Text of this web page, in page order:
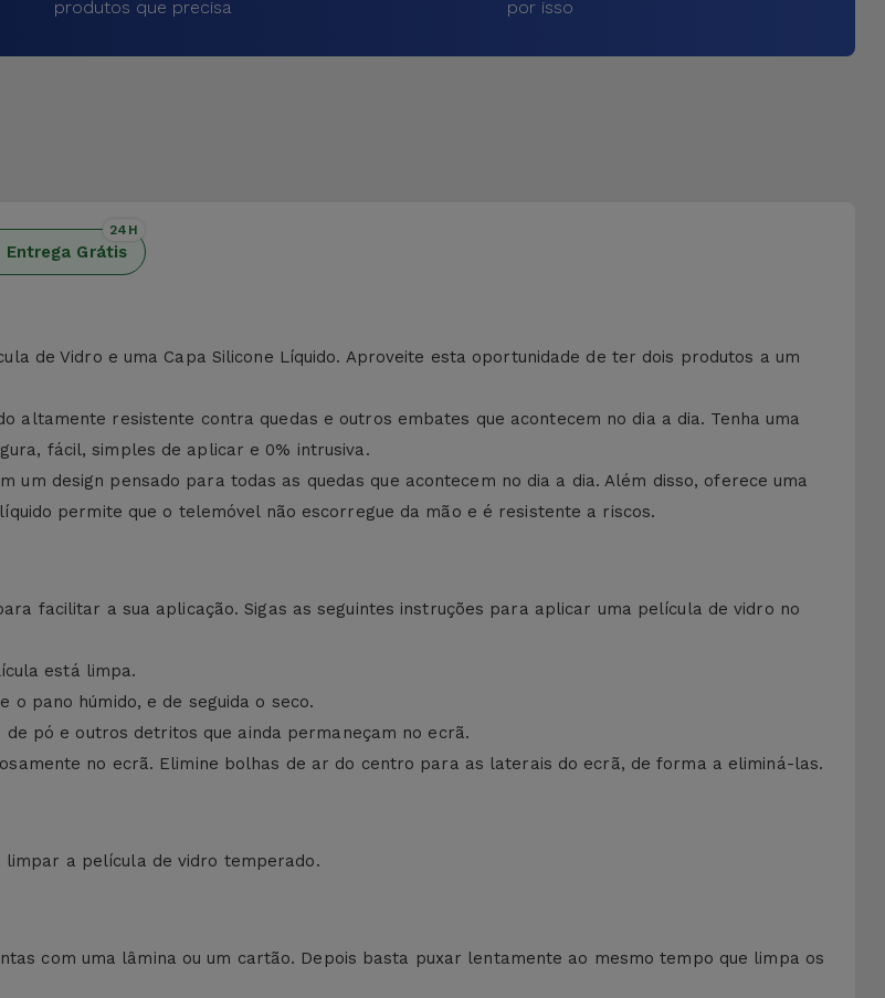
produtos que precisa
por isso
Entrega Grátis
24H
de Vidro e uma Capa Silicone Líquido. Aproveite esta oportunidade de ter dois produtos a um
altamente resistente contra quedas e outros embates que acontecem no dia a dia. Tenha uma
fácil, simples de aplicar e 0% intrusiva.
um design pensado para todas as quedas que acontecem no dia a dia. Além disso, oferece uma
permite que o telemóvel não escorregue da mão e é resistente a riscos.
facilitar a sua aplicação. Sigas as seguintes instruções para aplicar uma película de vidro no
está limpa.
o pano húmido, e de seguida o seco.
pó e outros detritos que ainda permaneçam no ecrã.
no ecrã. Elimine bolhas de ar do centro para as laterais do ecrã, de forma a eliminá-las.
a película de vidro temperado.
com uma lâmina ou um cartão. Depois basta puxar lentamente ao mesmo tempo que limpa os